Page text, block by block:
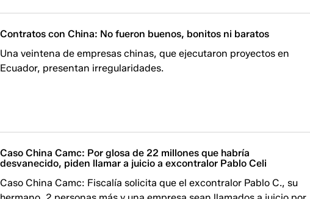
Contratos con China: No fueron buenos, bonitos ni baratos
Una veintena de empresas chinas, que ejecutaron proyectos en
Ecuador, presentan irregularidades.
Caso China Camc: Por glosa de 22 millones que habría
desvanecido, piden llamar a juicio a excontralor Pablo Celi
Caso China Camc: Fiscalía solicita que el excontralor Pablo C., su